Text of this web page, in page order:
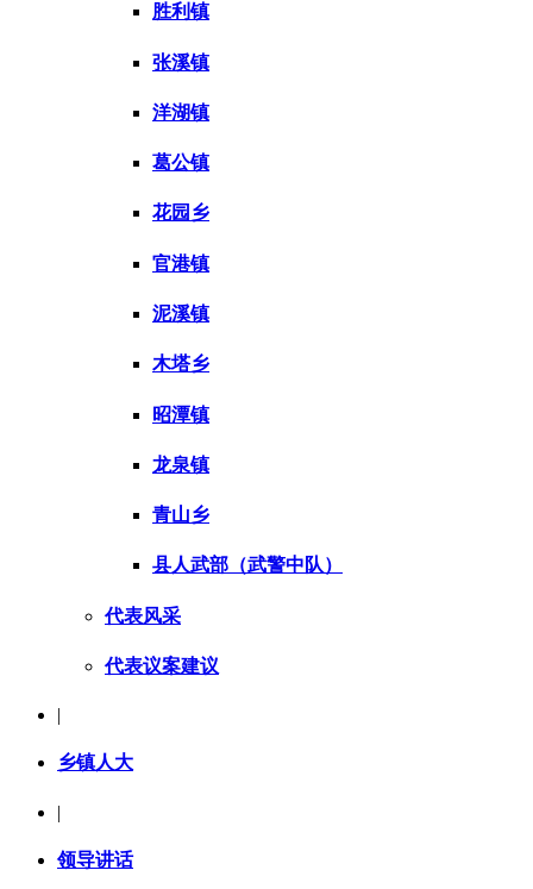
胜利镇
张溪镇
洋湖镇
葛公镇
花园乡
官港镇
泥溪镇
木塔乡
昭潭镇
龙泉镇
青山乡
县人武部（武警中队）
代表风采
代表议案建议
|
乡镇人大
|
领导讲话